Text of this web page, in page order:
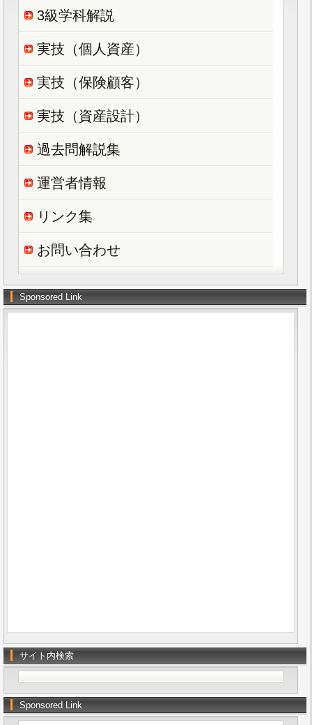
3級学科解説
実技（個人資産）
実技（保険顧客）
実技（資産設計）
過去問解説集
運営者情報
リンク集
お問い合わせ
Sponsored Link
サイト内検索
Sponsored Link